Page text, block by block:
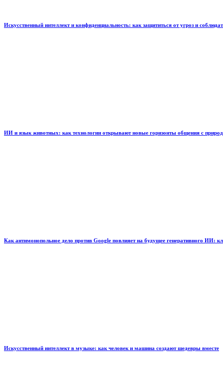
Искусственный интеллект и конфиденциальность: как защититься от угроз и
ИИ и язык животных: как технологии открывают новые горизонты общения с
Как антимонопольное дело против Google повлияет на будущее генеративного ИИ:
Искусственный интеллект в музыке: как человек и машина создают шедевры вместе